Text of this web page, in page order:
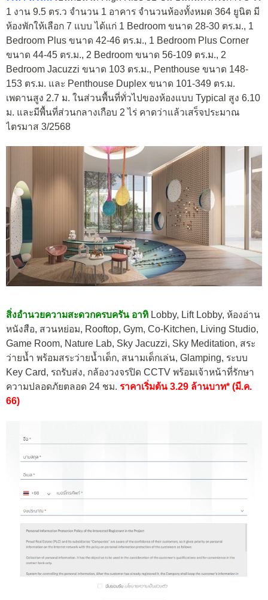
1 งาน 9.5 ตร.ว จำนวน 1 อาคาร จำนวนห้องทั้งหมด 364 ยูนิต มี
ห้องพักให้เลือก 7 แบบ ได้แก่ 1 Bedroom ขนาด 28-30 ตร.ม., 1
Bedroom Plus ขนาด 42-46 ตร.ม., 1 Bedroom Plus Corner
ขนาด 44-45 ตร.ม., 2 Bedroom ขนาด 56-109 ตร.ม., 2
Bedroom Jacuzzi ขนาด 103 ตร.ม., Penthouse ขนาด 148-
153 ตร.ม. และ Penthouse Duplex ขนาด 101-349 ตร.ม.
เพดานสูง 2.7 ม. ในส่วนพื้นที่ทั่วไปของห้องแบบ Typical สูง 6.10
ม. และมีพื้นที่ส่วนกลางเกือบ 2 ไร่ คาดว่าแล้วเสร็จประมาณ
ไตรมาส 3/2568
สิ่งอำนวยความสะดวกครบครัน อาทิ Lobby, Lift Lobby, ห้องอ่าน
หนังสือ, สวนหย่อม, Rooftop, Gym, Co-Kitchen, Living Studio,
Game Room, Nature Lab, Sky Jacuzzi, Sky Meditation, สระ
ว่ายน้ำ พร้อมสระว่ายน้ำเด็ก, สนามเด็กเล่น, Glamping, ระบบ
Key Card, รถรับส่ง, กล้องวงจรปิด CCTV พร้อมเจ้าหน้าที่รักษา
ความปลอดภัยตลอด 24 ชม. ราคาเริ่มต้น 3.29 ล้านบาท* (มี.ค.
66)